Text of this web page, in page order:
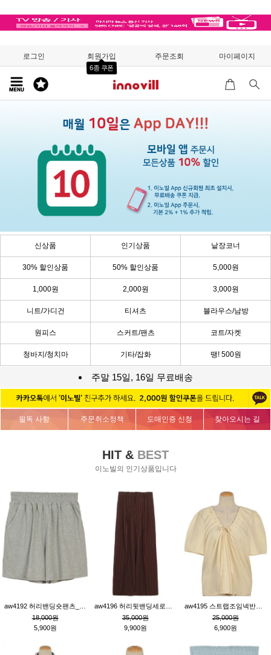
로그인 회원가입
6종 쿠폰
주문조회 마이페이지
신상품 인기상품 낱장코너
30% 할인상품 50% 할인상품 5,000원
1,000원 2,000원 3,000원
니트/가디건 티셔츠 블라우스/남방
원피스 스커트/팬츠 코트/자켓
청바지/청치마 기타/잡화 땡! 500원
주말 15일, 16일 무료배송
필독 사항 주문취소정책 도매인증 신청 찾아오시는 길
HIT & BEST
이노빌의 인기상품입니다
18,000원
5,900원
35,000원
9,900원
25,000원
6,900원